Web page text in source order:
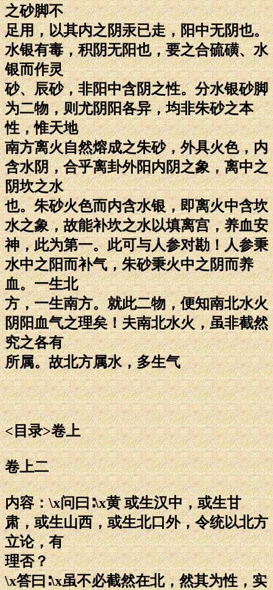
之砂脚不
足用，以其内之阴汞已走，阳中无阴也。
水银有毒，积阴无阳也，要之合硫磺、水
银而作灵
砂、辰砂，非阳中含阴之性。分水银砂脚
为二物，则尤阴阳各异，均非朱砂之本
性，惟天地
南方离火自然熔成之朱砂，外具火色，内
含水阴，合乎离卦外阳内阴之象，离中之
阴坎之水
也。朱砂火色而内含水银，即离火中含坎
水之象，故能补坎之水以填离宫，养血安
神，此为第一。此可与人参对勘！人参秉
水中之阳而补气，朱砂秉火中之阴而养
血。一生北
方，一生南方。就此二物，便知南北水火
阴阳血气之理矣！夫南北水火，虽非截然
究之各有
所属。故北方属水，多生气
<目录>卷上
卷上二
内容：\x问曰∶\x黄 或生汉中，或生甘
肃，或生山西，或生北口外，令统以北方
立论，有
理否？
\x答曰∶\x虽不必截然在北，然其为性，实